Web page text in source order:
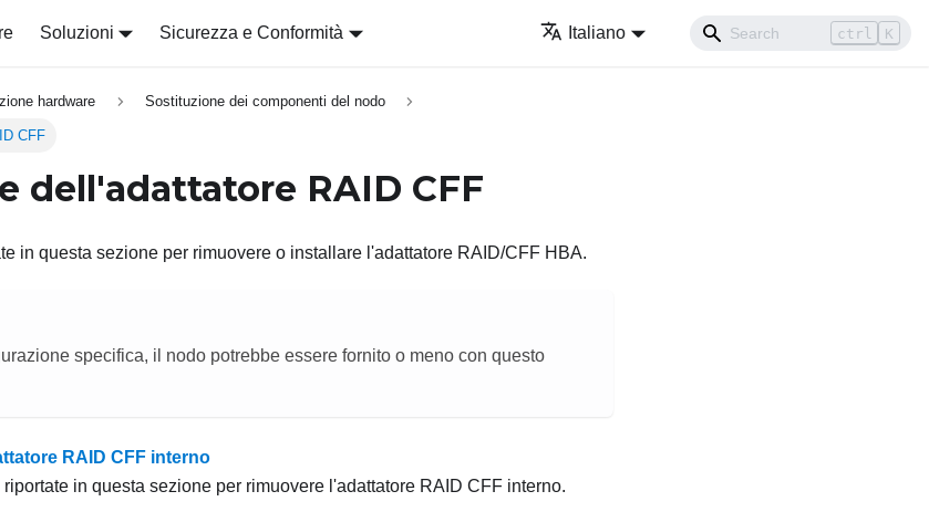
Soluzioni Sicurezza e Conformità Italiano ctrl K
hardware Sostituzione dei componenti del nodo
CFF
dell'adattatore RAID CFF
in questa sezione per rimuovere o installare l'adattatore RAID/CFF HBA.
specifica, il nodo potrebbe essere fornito o meno con questo
RAID CFF interno
in questa sezione per rimuovere l'adattatore RAID CFF interno.